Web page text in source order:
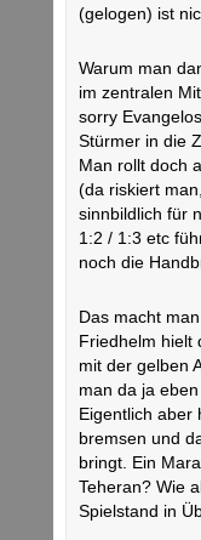
(gelogen) ist
Warum man
im zentralen
sorry
Stürmer in die
Man rollt doch
(da riskiert
sinnbildlich für
1:2 / 1:3 etc
noch die
Das macht
Friedhelm hielt
mit der gelben
man da ja
Eigentlich aber
bremsen und
bringt. Ein
Teheran? Wie
Spielstand in